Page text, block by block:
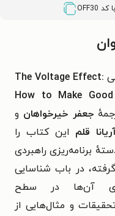
OFF30
The Voltage Effect:
How to Make
جعفر خیرخواهان و
قلم این کتاب را
برنامه‌ریزی راهبردی
در باب شناسایی
آن‌ها در سطح
و مثال‌هایی از